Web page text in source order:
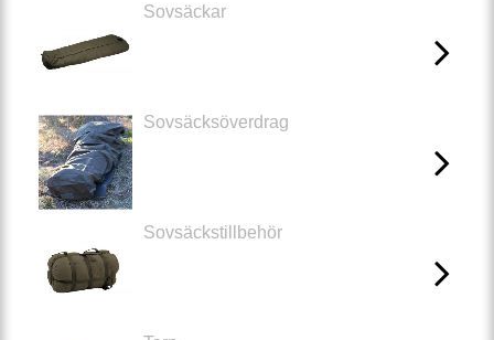
Sovsäckar
Sovsäcksöverdrag
Sovsäckstillbehör